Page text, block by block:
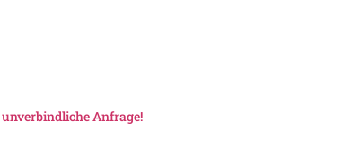
unverbindliche Anfrage!